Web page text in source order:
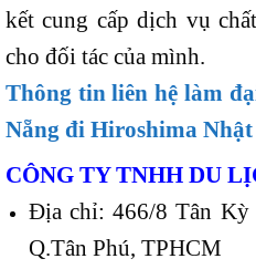
kết cung cấp dịch vụ
cho đối tác của mình.
Thông tin liên hệ làm
Nẵng đi Hiroshima Nhật
CÔNG TY TNHH DU
Địa chỉ: 466/8 Tân Kỳ
Q.Tân Phú, TPHCM